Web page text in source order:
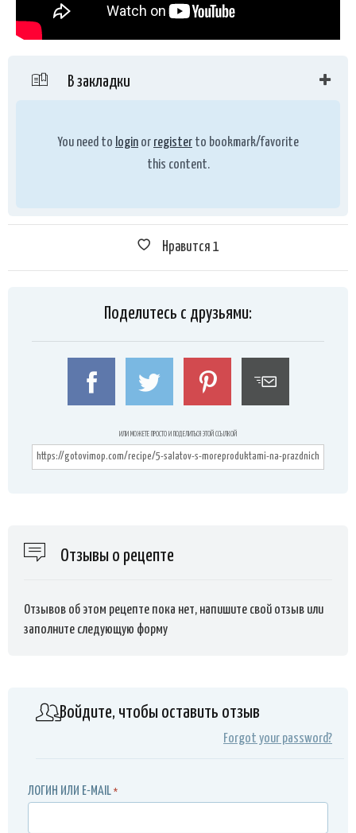
В закладки
You need to login or register to bookmark/favorite
this content.
Нравится 1
Поделитесь с друзьями:
ИЛИ МОЖЕТЕ ПРОСТО И ПОДЕЛИТЬСЯ ЭТОЙ ССЫЛКОЙ
Отзывы о рецепте
Отзывов об этом рецепте пока нет, напишите свой отзыв или
заполните следующую форму
Войдите, чтобы оставить отзыв
Forgot your password?
ЛОГИН ИЛИ E-MAIL *